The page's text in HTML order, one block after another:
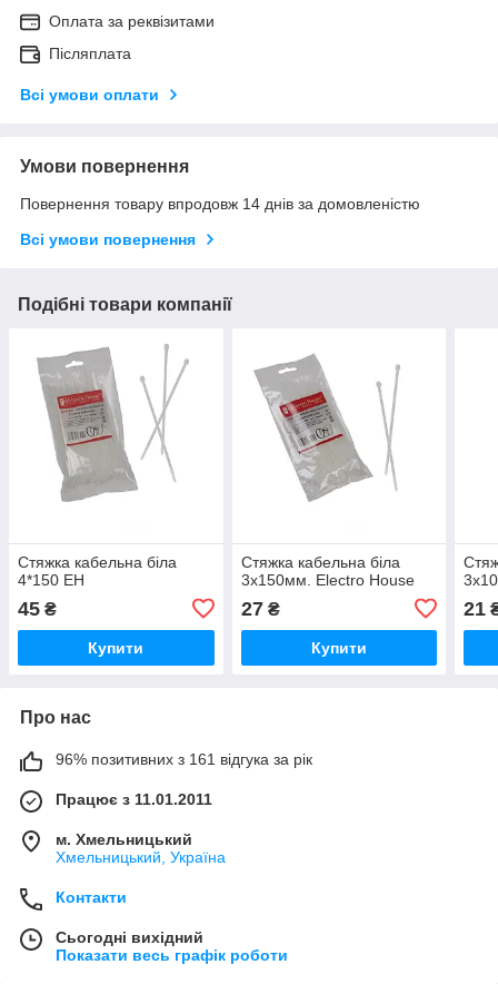
Оплата за реквізитами
Післяплата
Всі умови оплати
Умови повернення
Повернення товару впродовж 14 днів за домовленістю
Всі умови повернення
Подібні товари компанії
Стяжка кабельна біла
4*150 ЕН
45 ₴
Купити
Стяжка кабельна біла
3x150мм. Electro House
27₴
Купити
21
Про нас
96% позитивних з 161 відгука за рік
Працює з 11.01.2011
м. Хмельницький
Хмельницький, Україна
Контакти
Сьогодні вихідний
Показати весь графік роботи